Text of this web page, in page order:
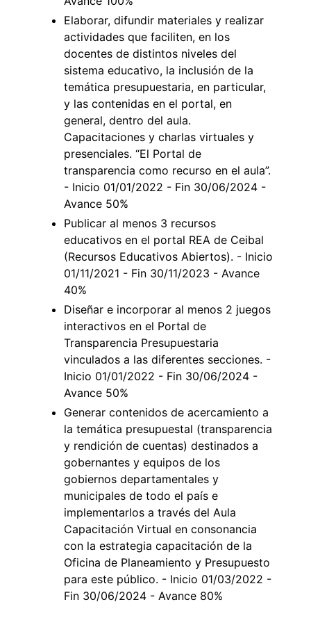
Elaborar, difundir materiales y realizar
actividades que faciliten, en los
docentes de distintos niveles del
sistema educativo, la inclusión de la
temática presupuestaria, en particular,
y las contenidas en el portal, en
general, dentro del aula.
Capacitaciones y charlas virtuales y
presenciales. “El Portal de
transparencia como recurso en el aula”.
- Inicio 01/01/2022 - Fin 30/06/2024 -
Avance 50%
Publicar al menos 3 recursos
educativos en el portal REA de Ceibal
(Recursos Educativos Abiertos). - Inicio
01/11/2021 - Fin 30/11/2023 - Avance
40%
Diseñar e incorporar al menos 2 juegos
interactivos en el Portal de
Transparencia Presupuestaria
vinculados a las diferentes secciones. -
Inicio 01/01/2022 - Fin 30/06/2024 -
Avance 50%
Generar contenidos de acercamiento a
la temática presupuestal (transparencia
y rendición de cuentas) destinados a
gobernantes y equipos de los
gobiernos departamentales y
municipales de todo el país e
implementarlos a través del Aula
Capacitación Virtual en consonancia
con la estrategia capacitación de la
Oficina de Planeamiento y Presupuesto
para este público. - Inicio 01/03/2022 -
Fin 30/06/2024 - Avance 80%